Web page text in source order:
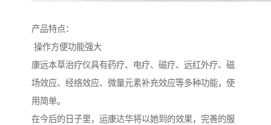
产品特点：
操作方便功能强大
康远本草治疗仪具有药疗、电疗、磁疗、远红外疗、磁
场效应、经络效应、微量元素补充效应等多种功能，使
用简单。
在今后的日子里，运康达华将以她到的效果，完善的服